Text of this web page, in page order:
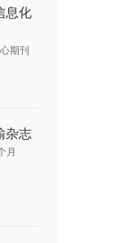
息化
期刊
杂志
月